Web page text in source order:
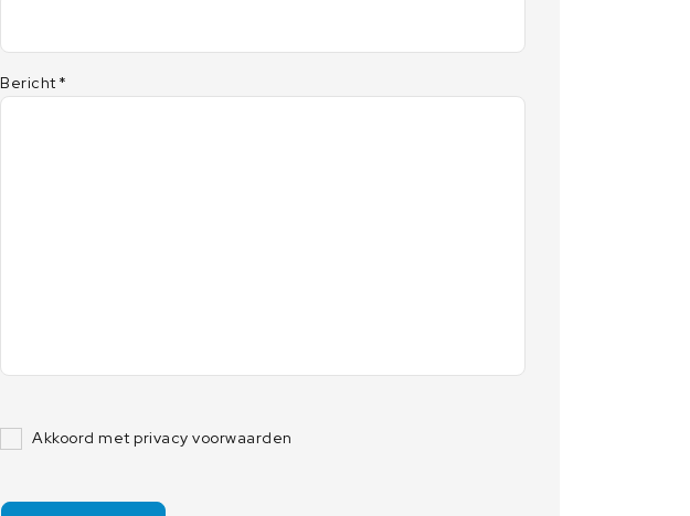
Bericht *
Akkoord met privacy voorwaarden